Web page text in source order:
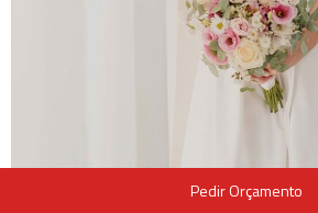
Pedir Orçamento